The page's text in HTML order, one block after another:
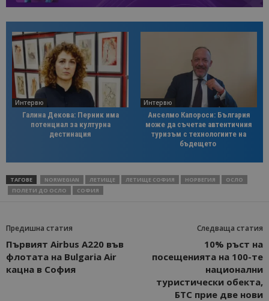
Интервю
Галина Декова: Перник има
потенциал за културна
дестинация
Интервю
Анселмо Капороси: България
може да съчетае автентичния
туризъм с технологиите на
бъдещето
ТАГОВЕ NORWEGIAN ЛЕТИЩЕ ЛЕТИЩЕ СОФИЯ НОРВЕГИЯ
ОСЛО
ПОЛЕТИ ДО ОСЛО
СОФИЯ
Предишна статия
Първият Airbus A220 във
флотата на Bulgaria Air
кацна в София
Следваща статия
10% ръст на
посещенията на 100-те
национални
туристически обекта,
БТС прие две нови